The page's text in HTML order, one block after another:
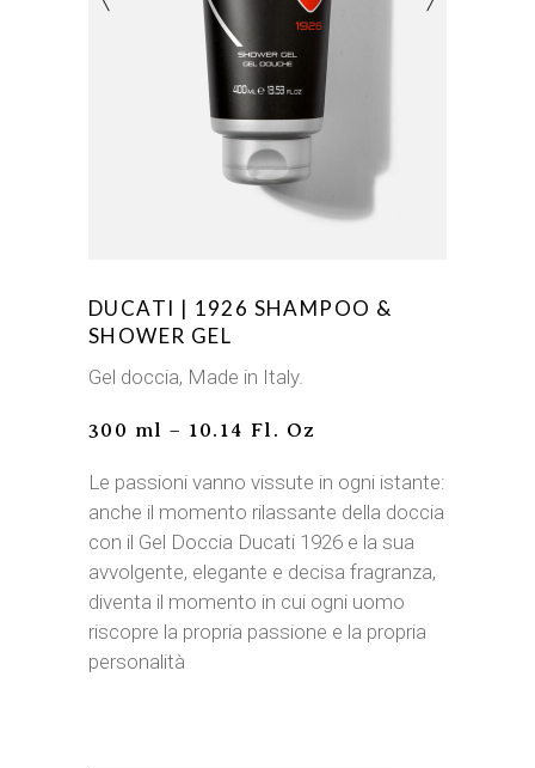
DUCATI | 1926 SHAMPOO &
SHOWER GEL
Gel doccia, Made in Italy.
300 ml – 10.14 Fl. Oz
Le passioni vanno vissute in ogni istante:
anche il momento rilassante della doccia
con il Gel Doccia Ducati 1926 e la sua
avvolgente, elegante e decisa fragranza,
diventa il momento in cui ogni uomo
riscopre la propria passione e la propria
personalità